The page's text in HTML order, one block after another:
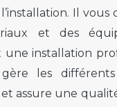
Il vous
et des
une installation
les différents
assure une